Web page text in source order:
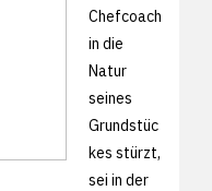
Chefcoach
in die
Natur
seines
Grundstüc
kes stürzt,
sei in der